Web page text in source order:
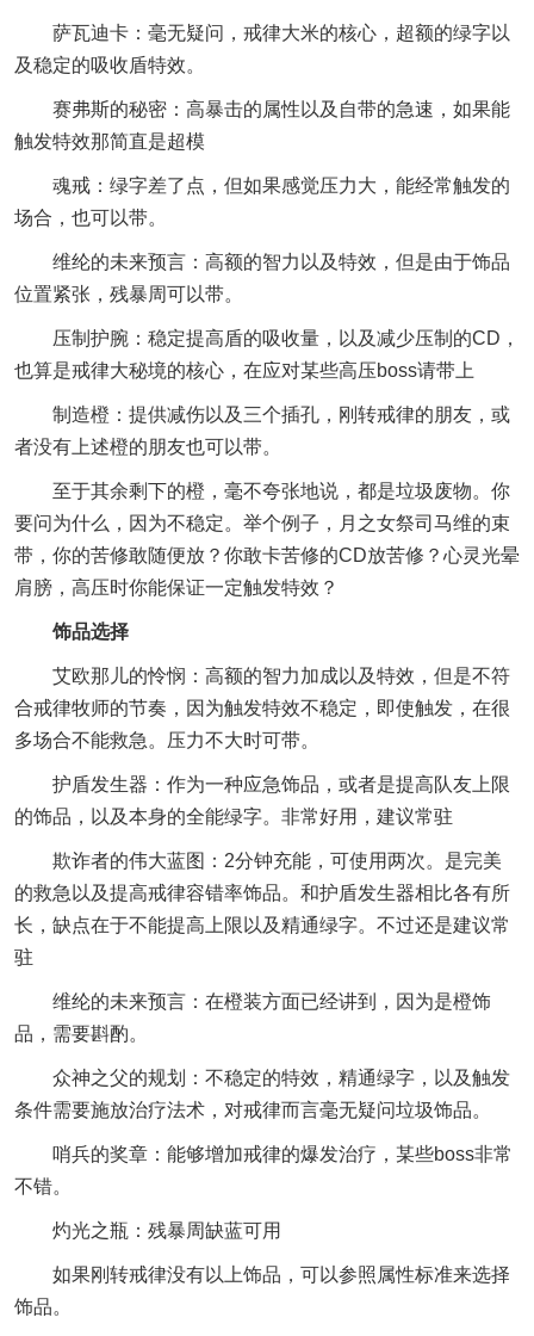
萨瓦迪卡：毫无疑问，戒律大米的核心，超额的绿字以
及稳定的吸收盾特效。
赛弗斯的秘密：高暴击的属性以及自带的急速，如果能
触发特效那简直是超模
魂戒：绿字差了点，但如果感觉压力大，能经常触发的
场合，也可以带。
维纶的未来预言：高额的智力以及特效，但是由于饰品
位置紧张，残暴周可以带。
压制护腕：稳定提高盾的吸收量，以及减少压制的CD，
也算是戒律大秘境的核心，在应对某些高压boss请带上
制造橙：提供减伤以及三个插孔，刚转戒律的朋友，或
者没有上述橙的朋友也可以带。
至于其余剩下的橙，毫不夸张地说，都是垃圾废物。你
要问为什么，因为不稳定。举个例子，月之女祭司马维的束
带，你的苦修敢随便放？你敢卡苦修的CD放苦修？心灵光晕
肩膀，高压时你能保证一定触发特效？
饰品选择
艾欧那儿的怜悯：高额的智力加成以及特效，但是不符
合戒律牧师的节奏，因为触发特效不稳定，即使触发，在很
多场合不能救急。压力不大时可带。
护盾发生器：作为一种应急饰品，或者是提高队友上限
的饰品，以及本身的全能绿字。非常好用，建议常驻
欺诈者的伟大蓝图：2分钟充能，可使用两次。是完美
的救急以及提高戒律容错率饰品。和护盾发生器相比各有所
长，缺点在于不能提高上限以及精通绿字。不过还是建议常
驻
维纶的未来预言：在橙装方面已经讲到，因为是橙饰
品，需要斟酌。
众神之父的规划：不稳定的特效，精通绿字，以及触发
条件需要施放治疗法术，对戒律而言毫无疑问垃圾饰品。
哨兵的奖章：能够增加戒律的爆发治疗，某些boss非常
不错。
灼光之瓶：残暴周缺蓝可用
如果刚转戒律没有以上饰品，可以参照属性标准来选择
饰品。